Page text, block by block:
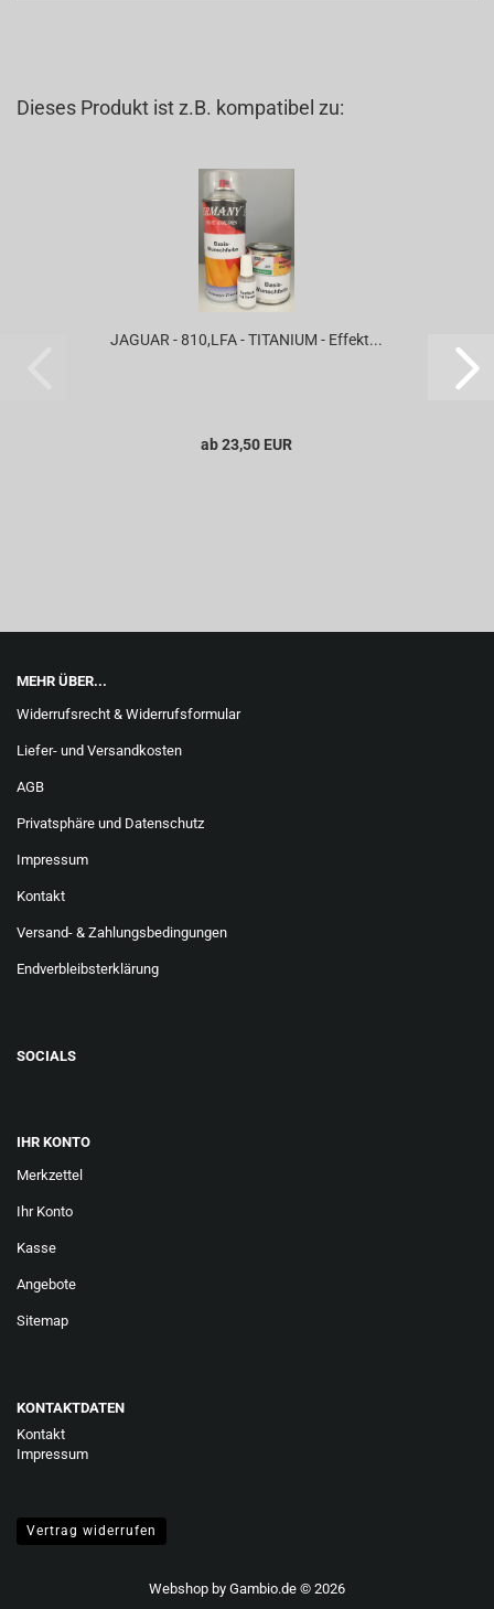
Dieses Produkt ist z.B. kompatibel zu:
JAGUAR - 810,LFA - TITANIUM - Effekt...
ab 23,50 EUR
MEHR ÜBER...
Widerrufsrecht & Widerrufsformular
Liefer- und Versandkosten
AGB
Privatsphäre und Datenschutz
Impressum
Kontakt
Versand- & Zahlungsbedingungen
Endverbleibsterklärung
SOCIALS
IHR KONTO
Merkzettel
Ihr Konto
Kasse
Angebote
Sitemap
KONTAKTDATEN
Kontakt
Impressum
Vertrag widerrufen
Webshop by Gambio.de © 2026